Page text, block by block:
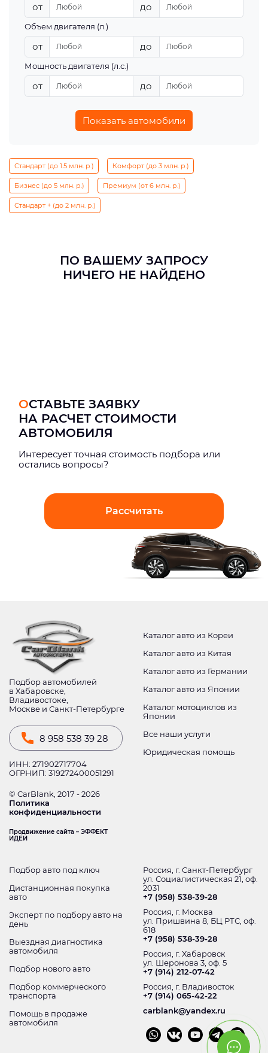
от до
Объем двигателя (л.)
от до
Мощность двигателя (л.с.)
от до
Показать автомобили
Стандарт (до 1.5 млн. р.) Комфорт (до 3 млн. р.)
Бизнес (до 5 млн. р.) Премиум (от 6 млн. р.)
Стандарт + (до 2 млн. р.)
ПО ВАШЕМУ ЗАПРОСУ
НИЧЕГО НЕ НАЙДЕНО
ОСТАВЬТЕ ЗАЯВКУ
НА РАСЧЕТ СТОИМОСТИ
АВТОМОБИЛЯ
Интерeсует точная стоимость подбора или
остались вопросы?
Рассчитать
Подбор автомобилей
в Хабаровске,
Владивостоке,
Москве и Санкт-Петербурге
8 958 538 39 28
ИНН: 271902717704
ОГРНИП: 319272400051291
© CarBlank, 2017 - 2026
Политика
конфиденциальности
Продвижение сайта – ЭФФЕКТ
ИДЕИ
Каталог авто из Кореи
Каталог авто из Китая
Каталог авто из Германии
Каталог авто из Японии
Каталог мотоциклов из
Японии
Все наши услуги
Юридическая помощь
Подбор авто под ключ
Дистанционная покупка
авто
Эксперт по подбору авто на
день
Выездная диагностика
автомобиля
Подбор нового авто
Подбор коммерческого
транспорта
Помощь в продаже
автомобиля
Россия, г. Санкт-Петербург
ул. Социалистическая 21, оф.
2031
+7 (958) 538-39-28
Россия, г. Москва
ул. Пришвина 8, БЦ РТС, оф.
618
+7 (958) 538-39-28
Россия, г. Хабаровск
ул. Шеронова 3, оф. 5
+7 (914) 212-07-42
Россия, г. Владивосток
+7 (914) 065-42-22
carblank@yandex.ru